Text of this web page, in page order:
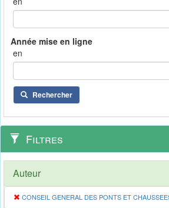
en
Rechercher
Filtres
Auteur
CONSEIL GENERAL DES PONTS ET